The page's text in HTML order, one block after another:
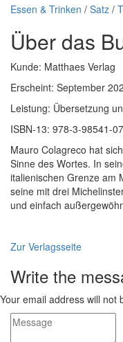
Essen & Trinken / Satz /
Über das
Kunde: Matthaes Verlag
Erscheint: September
Leistung: Übersetzung
ISBN-13: 978-3-98541-
Mauro Colagreco hat
Sinne des Wortes. In
italienischen Grenze am
seine mit drei
und einfach
Zur Verlagsseite
Write the
Your email address will not